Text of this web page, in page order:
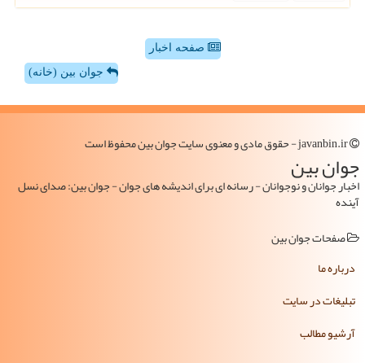
صفحه اخبار
جوان بین (خانه)
جوان بین
اخبار جوانان و نوجوانان - رسانه ای برای اندیشه های جوان - جوان بین: صدای نسل
آینده
صفحات جوان بین
درباره ما
تبلیغات در سایت
آرشیو مطالب